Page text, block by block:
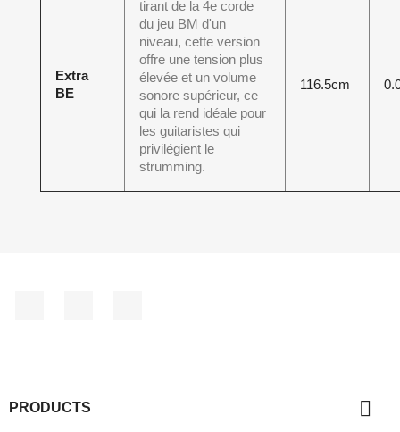
Extra
BE
tirant de la 4e corde
du jeu BM d'un
niveau, cette version
offre une tension plus
élevée et un volume
sonore supérieur, ce
qui la rend idéale pour
les guitaristes qui
privilégient le
strumming.
116.5cm
PRODUCTS 